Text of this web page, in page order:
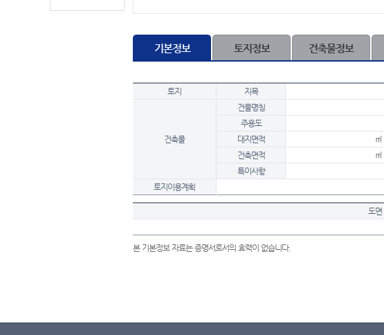
기본정보 토지정보 건축물정보
토지 지목
건축물
건물명칭
주용도
대지면적
㎡
건축면적
㎡
특이사항
토지이용계획
도면
본 기본정보 자료는 증명서로서의 효력이 없습니다.